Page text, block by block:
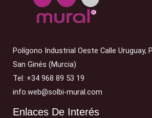
Polígono Industrial Oeste Calle Uruguay,
San Ginés (Murcia)
Tel: +34 968 89 53 19
info.web@solbi-mural.com
Enlaces De Interés